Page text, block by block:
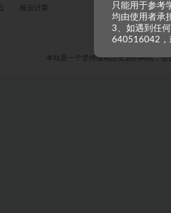
核云计算
Copyright ©
本站是一个坚持做精品资源的网站，
只能用于参考
均由使用者承
3、如遇到任
640516042，